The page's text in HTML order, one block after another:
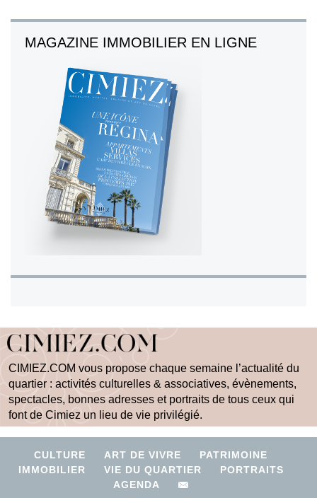
MAGAZINE IMMOBILIER EN LIGNE
CIMIEZ.COM vous propose chaque semaine l’actualité du
quartier : activités culturelles & associatives, évènements,
spectacles, bonnes adresses et portraits de tous ceux qui
font de Cimiez un lieu de vie privilégié.
CULTURE ART DE VIVRE
PATRIMOINE
IMMOBILIER
VIE DU QUARTIER
PORTRAITS
AGENDA